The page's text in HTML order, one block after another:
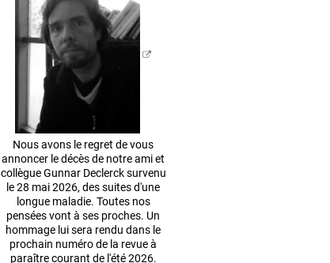
Nous avons le regret de vous
annoncer le décès de notre ami et
collègue Gunnar Declerck survenu
le 28 mai 2026, des suites d'une
longue maladie. Toutes nos
pensées vont à ses proches. Un
hommage lui sera rendu dans le
prochain numéro de la revue à
paraître courant de l'été 2026.